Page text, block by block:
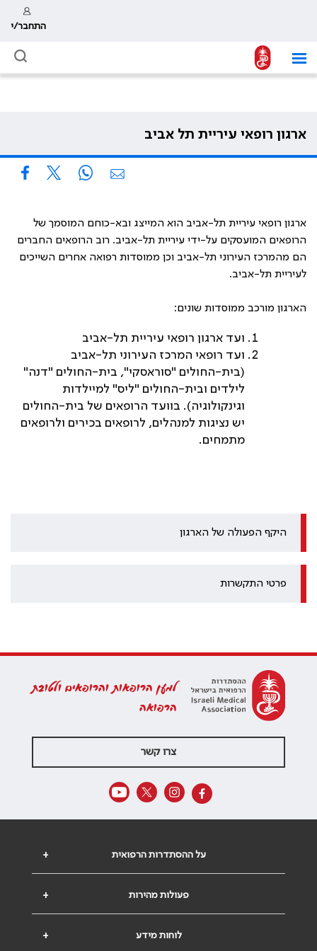
התחבר/י
ארגון רופאי עיריית תל אביב
ארגון רופאי עיריית תל-אביב הוא המייצג ובא-כוחם המוסמך של
הרופאים המועסקים על-ידי עיריית תל-אביב. רוב הרופאים החברים
הם מהמרכז העירוני תל-אביב וכן ממוסדות רפואה אחרים השייכים
לעיריית תל-אביב.
הארגון מורכב ממוסדות שונים:
ועד ארגון רופאי עיריית תל-אביב
ועד רופאי המרכז העירוני תל-אביב
(בית-החולים "סוראסקי", בית-החולים "דנה"
לילדים ובית-החולים "ליס" למיילדות
וגינקולוגיה). בוועד הרופאים של בית-החולים
יש נציגות למנהלים, לרופאים בכירים ולרופאים
מתמחים.
היקף הפעולה של הארגון
פרטי התקשרות
למען הרופאות והרופאים ולטובת
הרפואה
צרו קשר
+ על ההסתדרות הרפואית
+ פעולות מהירות
+ לוחות מידע